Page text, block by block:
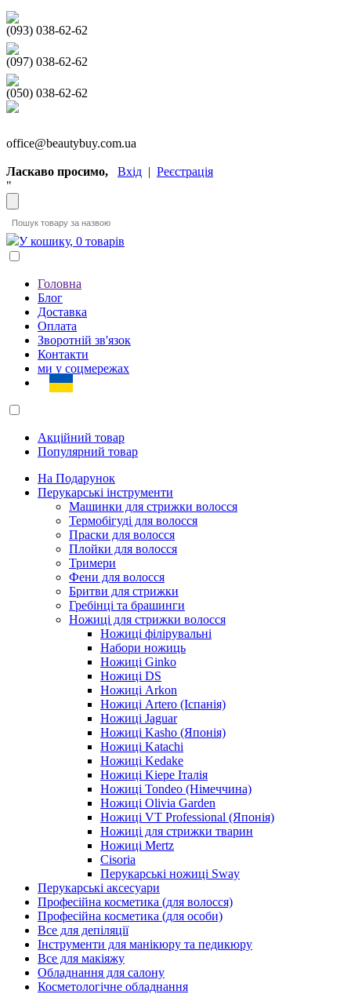
(093) 038-62-62
(097) 038-62-62
(050) 038-62-62
office@beautybuy.com.ua
Ласкаво просимо, Вхід | Реєстрація
"
У кошику, 0 товарів
Головна
Блог
Доставка
Оплата
Зворотній зв'язок
Контакти
ми у соцмережах
Акційний товар
Популярний товар
На Подарунок
Перукарські інструменти
Машинки для стрижки волосся
Термобігуді для волосся
Праски для волосся
Плойки для волосся
Тримери
Фени для волосся
Бритви для стрижки
Гребінці та брашинги
Ножиці для стрижки волосся
Ножиці філірувальні
Набори ножиць
Ножиці Ginko
Ножиці DS
Ножиці Arkon
Ножиці Artero (Іспанія)
Ножиці Jaguar
Ножиці Kasho (Японія)
Ножиці Katachi
Ножиці Kedake
Ножиці Kiepe Італія
Ножиці Tondeo (Німеччина)
Ножиці Olivia Garden
Ножиці VT Professional (Японія)
Ножиці для стрижки тварин
Ножиці Mertz
Cisoria
Перукарські ножиці Sway
Перукарські аксесуари
Професійна косметика (для волосся)
Професійна косметика (для особи)
Все для депіляції
Інструменти для манікюру та педикюру
Все для макіяжу
Обладнання для салону
Косметологічне обладнання